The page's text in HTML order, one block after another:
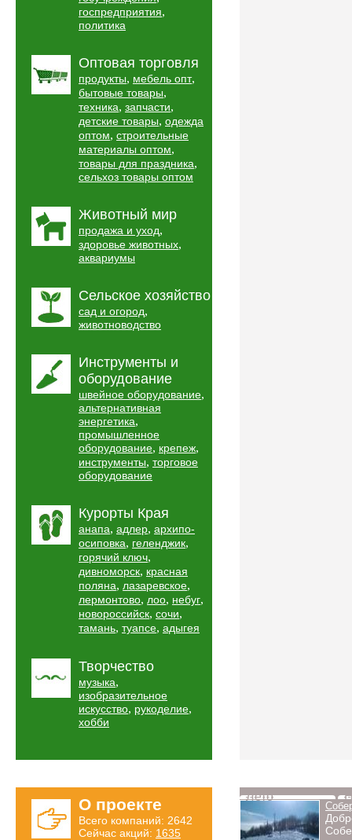
госпредприятия,
политика
Оптовая торговля
продукты, мебель опт,
бытовые товары,
техника, запчасти,
детские товары, одежда
оптом, строительные
материалы оптом,
товары для праздника,
сельхоз товары оптом
Животный мир
продажа и уход,
здоровье животных,
аквариумы
Сельское хозяйство
сад и огород,
животноводство
Инструменты и
оборудование
швейное оборудование,
альтернативная
энергетика,
промышленное
оборудование, крепеж,
инструменты, торговое
оборудование
Курорты Края
анапа, адлер, архипо-
осиповка, геленджик,
горячий ключ,
дивноморск, красная
поляна, лазаревское,
лермонтово, лоо, небуг,
новороссийск, сочи,
тамань, туапсе, адыгея
Творчество
музыка,
изобразительное
искусство, рукоделие,
хобби
О проекте
Всего компаний: 2642
Сейчас акций: 1635
Лето